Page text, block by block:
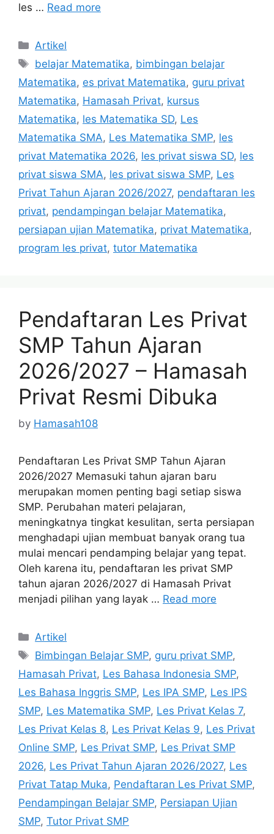
les … Read more
Categories
Artikel
Tags
belajar Matematika, bimbingan belajar
Matematika, es privat Matematika, guru privat
Matematika, Hamasah Privat, kursus
Matematika, les Matematika SD, Les
Matematika SMA, Les Matematika SMP, les
privat Matematika 2026, les privat siswa SD, les
privat siswa SMA, les privat siswa SMP, Les
Privat Tahun Ajaran 2026/2027, pendaftaran les
privat, pendampingan belajar Matematika,
persiapan ujian Matematika, privat Matematika,
program les privat, tutor Matematika
Pendaftaran Les Privat
SMP Tahun Ajaran
2026/2027 – Hamasah
Privat Resmi Dibuka
by Hamasah108
Pendaftaran Les Privat SMP Tahun Ajaran
2026/2027 Memasuki tahun ajaran baru
merupakan momen penting bagi setiap siswa
SMP. Perubahan materi pelajaran,
meningkatnya tingkat kesulitan, serta persiapan
menghadapi ujian membuat banyak orang tua
mulai mencari pendamping belajar yang tepat.
Oleh karena itu, pendaftaran les privat SMP
tahun ajaran 2026/2027 di Hamasah Privat
menjadi pilihan yang layak … Read more
Categories
Artikel
Tags
Bimbingan Belajar SMP, guru privat SMP,
Hamasah Privat, Les Bahasa Indonesia SMP,
Les Bahasa Inggris SMP, Les IPA SMP, Les IPS
SMP, Les Matematika SMP, Les Privat Kelas 7,
Les Privat Kelas 8, Les Privat Kelas 9, Les Privat
Online SMP, Les Privat SMP, Les Privat SMP
2026, Les Privat Tahun Ajaran 2026/2027, Les
Privat Tatap Muka, Pendaftaran Les Privat SMP,
Pendampingan Belajar SMP, Persiapan Ujian
SMP, Tutor Privat SMP